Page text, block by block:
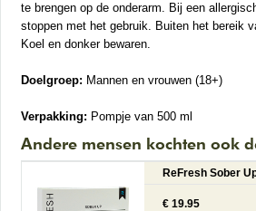
te brengen op de onderarm. Bij een
stoppen met het gebruik. Buiten het bereik
Koel en donker bewaren.
Doelgroep: Mannen en vrouwen (18+)
Verpakking: Pompje van 500 ml
Andere mensen kochten ook
ReFresh Sober
€ 19.95